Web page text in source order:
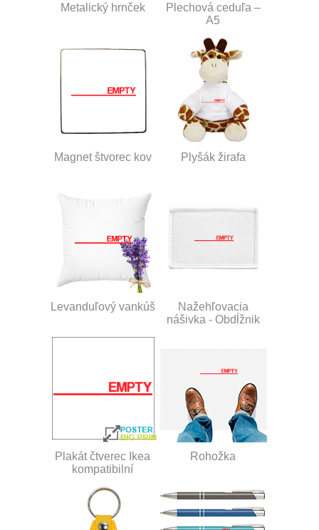
Metalický hrnček
Plechová ceduľa –
A5
Magnet štvorec kov Plyšák žirafa
Levanduľový vankúš
Nažehľovacia
nášivka - Obdĺžnik
Plakát čtverec Ikea
kompatibilní
Rohožka